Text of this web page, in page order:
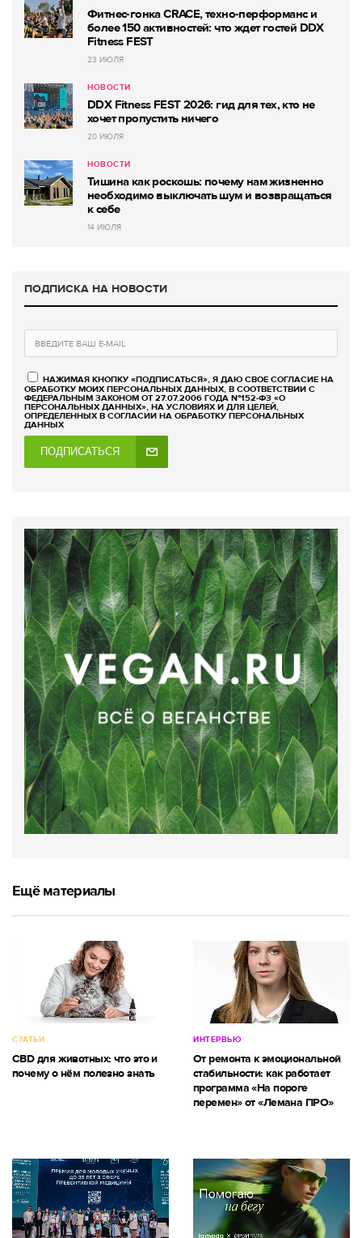
Фитнес-гонка CRACE, техно-перформанс и
более 150 активностей: что ждет гостей DDX
Fitness FEST
23 ИЮЛЯ
НОВОСТИ
DDX Fitness FEST 2026: гид для тех, кто не
хочет пропустить ничего
20 ИЮЛЯ
НОВОСТИ
Тишина как роскошь: почему нам жизненно
необходимо выключать шум и возвращаться
к себе
14 ИЮЛЯ
ПОДПИСКА НА НОВОСТИ
НАЖИМАЯ КНОПКУ «ПОДПИСАТЬСЯ», Я ДАЮ СВОЕ СОГЛАСИЕ НА
ОБРАБОТКУ МОИХ ПЕРСОНАЛЬНЫХ ДАННЫХ, В СООТВЕТСТВИИ С
ФЕДЕРАЛЬНЫМ ЗАКОНОМ ОТ 27.07.2006 ГОДА №152-ФЗ «О
ПЕРСОНАЛЬНЫХ ДАННЫХ», НА УСЛОВИЯХ И ДЛЯ ЦЕЛЕЙ,
ОПРЕДЕЛЕННЫХ В СОГЛАСИИ НА ОБРАБОТКУ ПЕРСОНАЛЬНЫХ
ДАННЫХ
ПОДПИСАТЬСЯ
Ещё материалы
СТАТЬИ
CBD для животных: что это и
почему о нём полезно знать
ИНТЕРВЬЮ
От ремонта к эмоциональной
стабильности: как работает
программа «На пороге
перемен» от «Лемана ПРО»